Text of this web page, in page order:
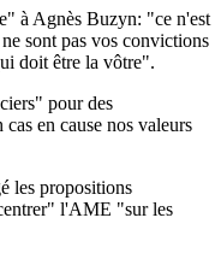
à Agnès Buzyn: "ce n'est
sont pas vos convictions
doit être la vôtre".
pour des
en cause nos valeurs
les propositions
l'AME "sur les